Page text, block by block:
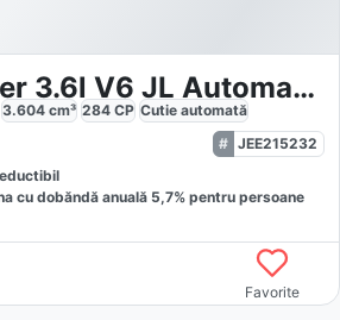
Jeep Wrangler 3.6l V6 JL Automatik Facelift Hardtop
3.604 cm³ 284 CP Cutie automată
JEE215232
cu dobăndă anuală 5,7% pentru persoane
Favorite